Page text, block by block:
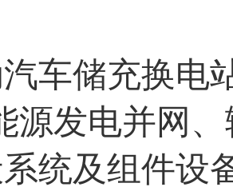
车储充换电
源发电并网
统及组件设